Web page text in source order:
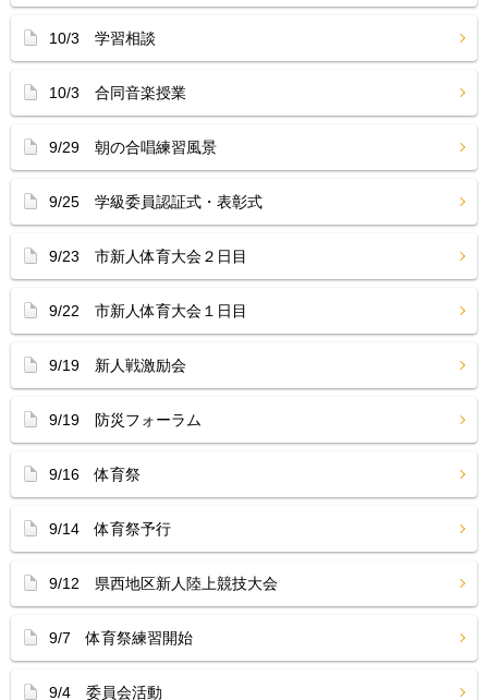
10/3 学習相談
10/3 合同音楽授業
9/29 朝の合唱練習風景
9/25 学級委員認証式・表彰式
9/23 市新人体育大会２日目
9/22 市新人体育大会１日目
9/19 新人戦激励会
9/19 防災フォーラム
9/16 体育祭
9/14 体育祭予行
9/12 県西地区新人陸上競技大会
9/7 体育祭練習開始
9/4 委員会活動